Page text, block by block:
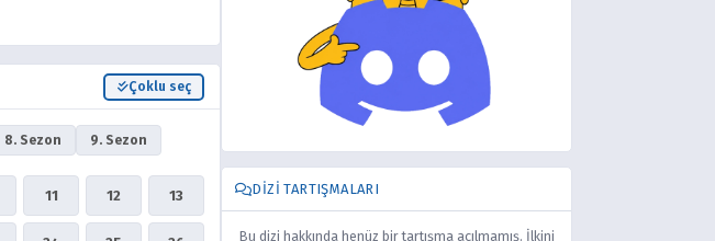
Çoklu seç
8. Sezon 9. Sezon
11 12 13 DIZI TARTIŞMALARI
Bu dizi hakkında henüz bir tartışma açılmamış. İlkini